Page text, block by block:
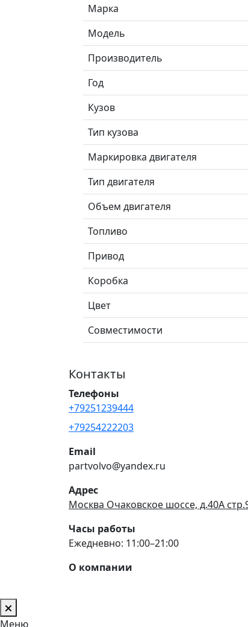
Марка
Модель
Производитель
Год
Кузов
Тип кузова
Маркировка двигателя
Тип двигателя
Объем двигателя
Топливо
Привод
Коробка
Цвет
Совместимости
Контакты
Телефоны
+79251239444
+79254222203
Email
partvolvo@yandex.ru
Адрес
Москва Очаковское шоссе, д.40А
Часы работы
Ежедневно: 11:00–21:00
О компании
Меню